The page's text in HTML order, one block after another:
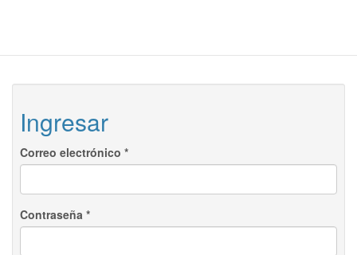
Ingresar
Correo electrónico *
Contraseña *